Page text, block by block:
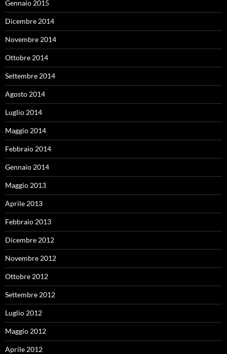
Gennaio 2015
Dicembre 2014
Novembre 2014
Ottobre 2014
Settembre 2014
Agosto 2014
Luglio 2014
Maggio 2014
Febbraio 2014
Gennaio 2014
Maggio 2013
Aprile 2013
Febbraio 2013
Dicembre 2012
Novembre 2012
Ottobre 2012
Settembre 2012
Luglio 2012
Maggio 2012
Aprile 2012